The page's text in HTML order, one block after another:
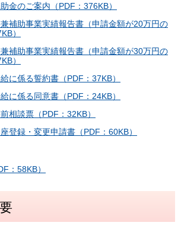
金のご案内（PDF：376KB）
補助事業実績報告書（申請金額が20万円の
）
補助事業実績報告書（申請金額が30万円の
）
に係る誓約書（PDF：37KB）
に係る同意書（PDF：24KB）
相談票（PDF：32KB）
登録・変更申請書（PDF：60KB）
：58KB）